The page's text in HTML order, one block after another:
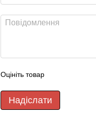
Оцініть товар
Надіслати